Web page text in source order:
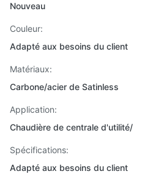
Nouveau
Couleur:
Adapté aux besoins du client
Matériaux:
Carbone/acier de Satinless
Application:
Chaudière de centrale d'utilité/
Spécifications:
Adapté aux besoins du client